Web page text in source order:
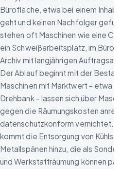
Bürofläche, etwa bei einem Inhaber, der
geht und keinen Nachfolger gefunden
stehen oft Maschinen wie eine CNC-
ein Schweißarbeitsplatz, im Büro die
Archiv mit langjährigen Auftragsakten.
Der Ablauf beginnt mit der
Maschinen mit Marktwert – etwa eine
Drehbank – lassen sich über
gegen die Räumungskosten
datenschutzkonform vernichtet. Bei
kommt die Entsorgung von
Metallspänen hinzu, die als Sondermüll
und Werkstatträumung können parallel